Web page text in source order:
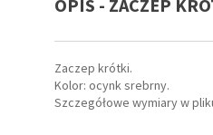
OPIS - ZACZEP
Zaczep krótki.
Kolor: ocynk srebrny.
Szczegółowe wymiary w